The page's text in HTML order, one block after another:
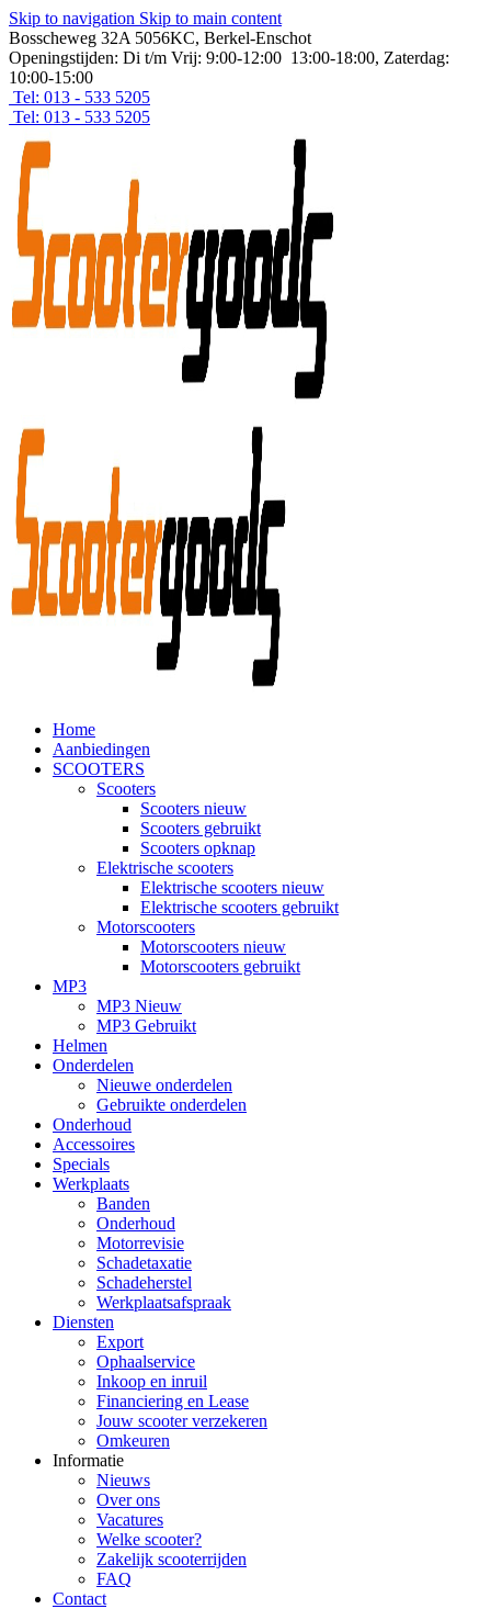
Skip to navigation Skip to main content
Bosscheweg 32A 5056KC, Berkel-Enschot
Openingstijden: Di t/m Vrij: 9:00-12:00 13:00-18:00, Zaterdag:
10:00-15:00
Tel: 013 - 533 5205
Tel: 013 - 533 5205
Home
Aanbiedingen
SCOOTERS
Scooters
Scooters nieuw
Scooters gebruikt
Scooters opknap
Elektrische scooters
Elektrische scooters nieuw
Elektrische scooters gebruikt
Motorscooters
Motorscooters nieuw
Motorscooters gebruikt
MP3
MP3 Nieuw
MP3 Gebruikt
Helmen
Onderdelen
Nieuwe onderdelen
Gebruikte onderdelen
Onderhoud
Accessoires
Specials
Werkplaats
Banden
Onderhoud
Motorrevisie
Schadetaxatie
Schadeherstel
Werkplaatsafspraak
Diensten
Export
Ophaalservice
Inkoop en inruil
Financiering en Lease
Jouw scooter verzekeren
Omkeuren
Informatie
Nieuws
Over ons
Vacatures
Welke scooter?
Zakelijk scooterrijden
FAQ
Contact